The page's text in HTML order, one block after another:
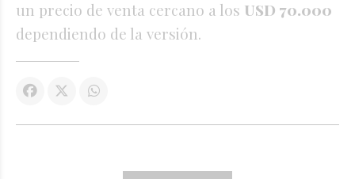
un precio de venta cercano a los USD 70.000
dependiendo de la versión.